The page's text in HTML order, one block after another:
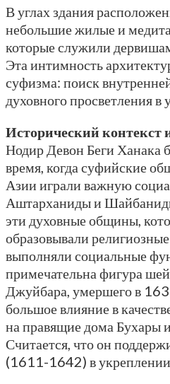
В углах здания
небольшие жилые и
которые служили
Эта интимность
суфизма: поиск
духовного просветления в
Исторический контекст
Нодир Девон Беги Ханака
время, когда суфийские
Азии играли важную
Аштарханиды и
эти духовные общины,
образовывали
выполняли социальные
примечательна фигура
Джуйбара, умершего в
большое влияние в
на правящие дома Бухары
Считается, что он
(1611-1642) в укреплении